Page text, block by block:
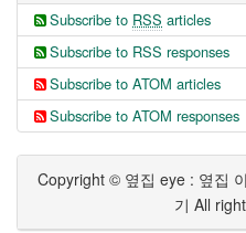
Subscribe to RSS articles
Subscribe to RSS responses
Subscribe to ATOM articles
Subscribe to ATOM responses
Copyright © 옆집 eye : 옆집
기 All